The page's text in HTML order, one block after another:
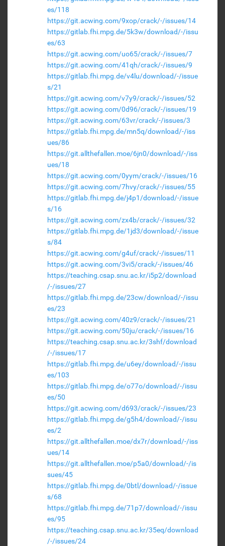
es/118
https://git.acwing.com/9xop/crack/-/issues/14
https://gitlab.fhi.mpg.de/5k3w/download/-/issu
es/63
https://git.acwing.com/uo65/crack/-/issues/7
https://git.acwing.com/41qh/crack/-/issues/9
https://gitlab.fhi.mpg.de/v4lu/download/-/issue
s/21
https://git.acwing.com/v7y9/crack/-/issues/52
https://git.acwing.com/0d96/crack/-/issues/19
https://git.acwing.com/63vr/crack/-/issues/3
https://gitlab.fhi.mpg.de/mn5q/download/-/iss
ues/86
https://git.allthefallen.moe/6jn0/download/-/iss
ues/18
https://git.acwing.com/0yym/crack/-/issues/16
https://git.acwing.com/7hvy/crack/-/issues/55
https://gitlab.fhi.mpg.de/j4p1/download/-/issue
s/16
https://git.acwing.com/zx4b/crack/-/issues/32
https://gitlab.fhi.mpg.de/1jd3/download/-/issue
s/84
https://git.acwing.com/g4uf/crack/-/issues/11
https://git.acwing.com/3vi5/crack/-/issues/46
https://teaching.csap.snu.ac.kr/i5p2/download
/-/issues/27
https://gitlab.fhi.mpg.de/23cw/download/-/issu
es/23
https://git.acwing.com/40z9/crack/-/issues/21
https://git.acwing.com/50ju/crack/-/issues/16
https://teaching.csap.snu.ac.kr/3shf/download
/-/issues/17
https://gitlab.fhi.mpg.de/u6ey/download/-/issu
es/103
https://gitlab.fhi.mpg.de/o77o/download/-/issu
es/50
https://git.acwing.com/d693/crack/-/issues/23
https://gitlab.fhi.mpg.de/g5h4/download/-/issu
es/2
https://git.allthefallen.moe/dx7r/download/-/iss
ues/14
https://git.allthefallen.moe/p5a0/download/-/is
sues/45
https://gitlab.fhi.mpg.de/0btl/download/-/issue
s/68
https://gitlab.fhi.mpg.de/71p7/download/-/issu
es/95
https://teaching.csap.snu.ac.kr/35eq/download
/-/issues/24